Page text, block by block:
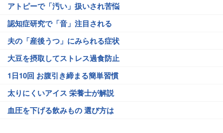
アトピーで「汚い」扱いされ苦悩
認知症研究で「音」注目される
夫の「産後うつ」にみられる症状
大豆を摂取してストレス過食防止
1日10回 お腹引き締まる簡単習慣
太りにくいアイス 栄養士が解説
血圧を下げる飲みもの 選び方は